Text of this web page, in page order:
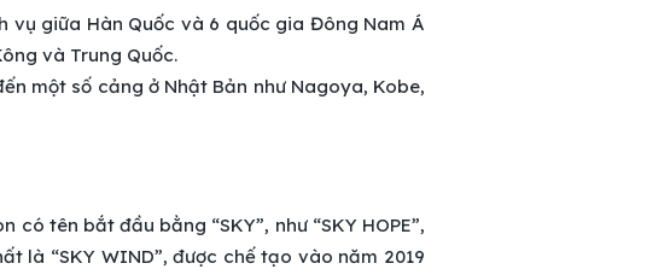
vụ giữa Hàn Quốc và 6 quốc gia Đông Nam Á
và Trung Quốc.
một số cảng ở Nhật Bản như Nagoya, Kobe,
tên bắt đầu bằng “SKY”, như “SKY HOPE”,
là “SKY WIND”, được chế tạo vào năm 2019